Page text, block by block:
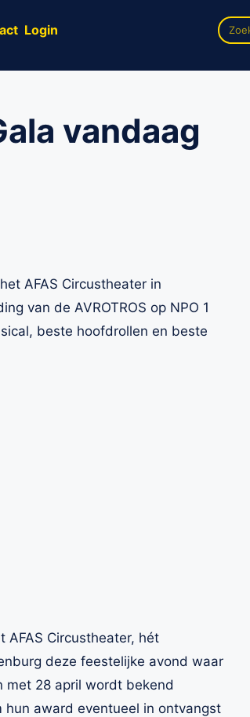
Login
Zoek
naar:
vandaag
AFAS Circustheater in
van de AVROTROS op NPO 1
beste hoofdrollen en beste
AFAS Circustheater, hét
deze feestelijke avond waar
met 28 april wordt bekend
hun award eventueel in ontvangst